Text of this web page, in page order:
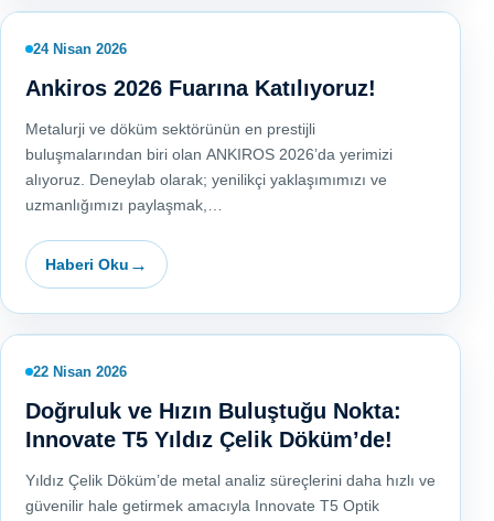
24 Nisan 2026
Ankiros 2026 Fuarına Katılıyoruz!
Metalurji ve döküm sektörünün en prestijli
buluşmalarından biri olan ANKIROS 2026’da yerimizi
alıyoruz. Deneylab olarak; yenilikçi yaklaşımımızı ve
uzmanlığımızı paylaşmak,…
Haberi Oku
22 Nisan 2026
Doğruluk ve Hızın Buluştuğu Nokta:
Innovate T5 Yıldız Çelik Döküm’de!
Yıldız Çelik Döküm’de metal analiz süreçlerini daha hızlı ve
güvenilir hale getirmek amacıyla Innovate T5 Optik